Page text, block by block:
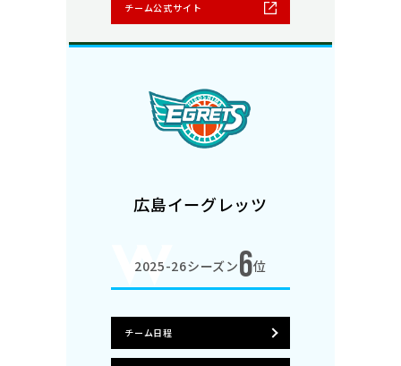
チーム公式サイト
広島イーグレッツ
2025-26シーズン6位
チーム日程